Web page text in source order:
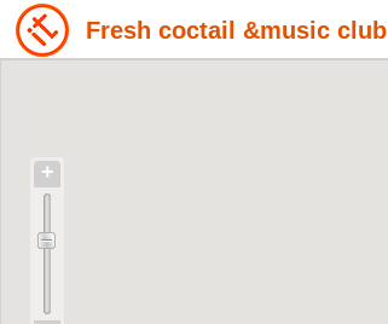
Fresh coctail &music club
+